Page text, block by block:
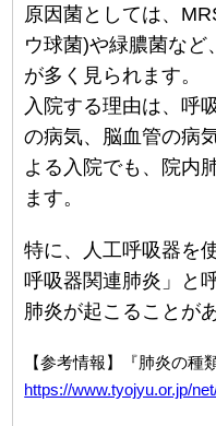
原因菌としては、
ウ球菌)や緑膿菌な
が多く見られます。
入院する理由は、呼
の病気、脳血管の病
よる入院でも、院内
ます。
特に、人工呼吸器を
呼吸器関連肺炎」と
肺炎が起こることが
【参考情報】『肺炎の種
https://www.tyojyu.or.jp/